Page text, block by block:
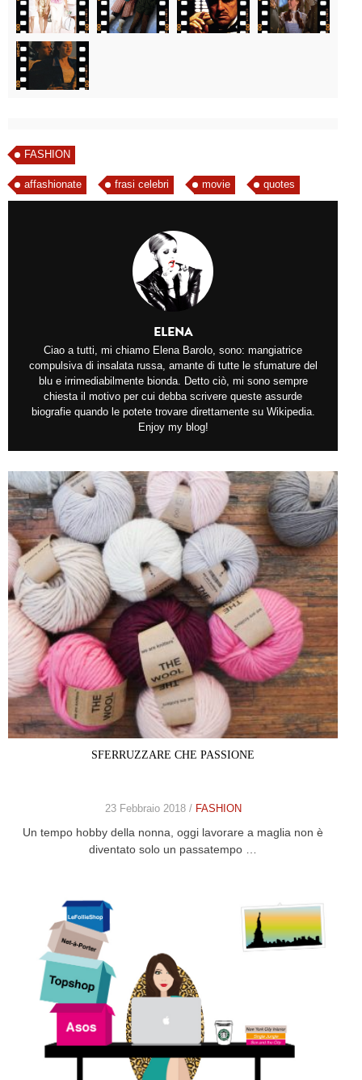
FASHION
affashionate frasi celebri movie quotes
ELENA
Ciao a tutti, mi chiamo Elena Barolo, sono: mangiatrice
compulsiva di insalata russa, amante di tutte le sfumature del
blu e irrimediabilmente bionda. Detto ciò, mi sono sempre
chiesta il motivo per cui debba scrivere queste assurde
biografie quando le potete trovare direttamente su Wikipedia.
Enjoy my blog!
SFERRUZZARE CHE PASSIONE
23 Febbraio 2018 / FASHION
Un tempo hobby della nonna, oggi lavorare a maglia non è
diventato solo un passatempo …